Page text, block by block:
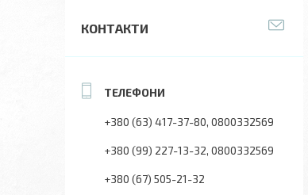
КОНТАКТИ
+380 (63) 417-37-80 0800332569
+380 (99) 227-13-32 0800332569
+380 (67) 505-21-32